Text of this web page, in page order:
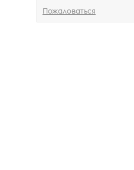
Пожаловаться